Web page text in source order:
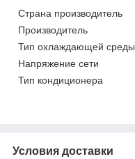
Страна производитель
Производитель
Тип охлаждающей среды
Напряжение сети
Тип кондиционера
Условия доставки